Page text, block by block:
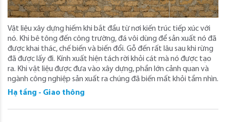
Vật liệu xây dựng hiếm khi bắt đầu từ nơi kiến ​​trúc tiếp xúc với
nó. Khi bê tông đến công trường, đá vôi dùng để sản xuất nó đã
được khai thác, chế biến và biến đổi. Gỗ đến rất lâu sau khi rừng
đã được lấy đi. Kính xuất hiện tách rời khỏi cát mà nó được tạo
ra. Khi vật liệu được đưa vào xây dựng, phần lớn cảnh quan và
ngành công nghiệp sản xuất ra chúng đã biến mất khỏi tầm nhìn.
Hạ tầng - Giao thông